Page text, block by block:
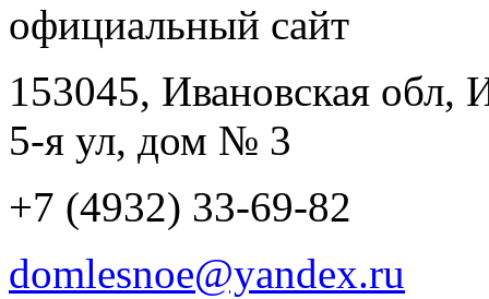
официальный сайт
153045, Ивановская обл,
5-я ул, дом № 3
+7 (4932) 33-69-82
domlesnoe@yandex.ru